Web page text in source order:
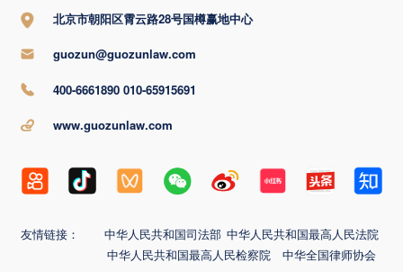
北京市朝阳区霄云路28号国樽赢地中心
guozun@guozunlaw.com
400-6661890 010-65915691
www.guozunlaw.com
友情链接： 中华人民共和国司法部 中华人民共和国最高人民法院
中华人民共和国最高人民检察院
中华全国律师协会